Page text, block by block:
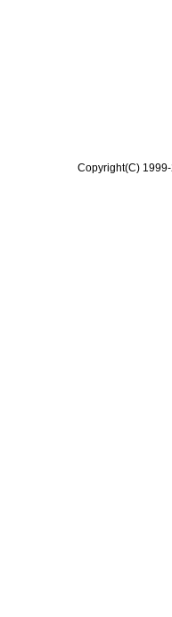
Copyright(C)